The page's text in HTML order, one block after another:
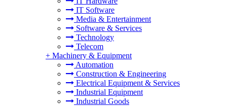
IT Software
Media & Entertainment
Software & Services
Technology
Telecom
+ Machinery & Equipment
Automation
Construction & Engineering
Electrical Equipment & Services
Industrial Equipment
Industrial Goods